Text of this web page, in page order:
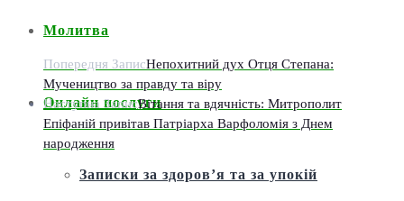
Молитва
Онлайн послуги
Записки за здоров’я та за упокій
Попередня ЗаписНепохитний дух Отця Степана:
Мучеництво за правду та віру
Наступна ЗаписВітання та вдячність: Митрополит
Епіфаній привітав Патріарха Варфоломія з Днем
народження